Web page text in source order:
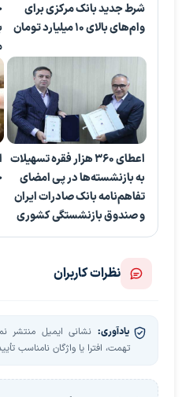
شرط جدید بانک مرکزی برای
وام‌های بالای ۱۰ میلیارد تومان
اعطای ۳۶۰ هزار فقره تسهیلات
به بازنشسته‌ها در پی امضای
تفاهم‌نامه بانک صادرات ایران
و صندوق بازنشستگی کشوری
نظرات کاربران
یادآوری: نشانی ایمیل منتشر
تهمت، افترا یا واژگان نامناسب